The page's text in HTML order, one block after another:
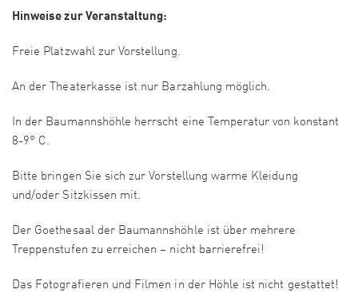
Hinweise zur Veranstaltung:
Freie Platzwahl zur Vorstellung.
An der Theaterkasse ist nur Barzahlung möglich.
In der Baumannshöhle herrscht eine Temperatur von konstant
8-9° C.
Bitte bringen Sie sich zur Vorstellung warme Kleidung
und/oder Sitzkissen mit.
Der Goethesaal der Baumannshöhle ist über mehrere
Treppenstufen zu erreichen – nicht barrierefrei!
Das Fotografieren und Filmen in der Höhle ist nicht gestattet!